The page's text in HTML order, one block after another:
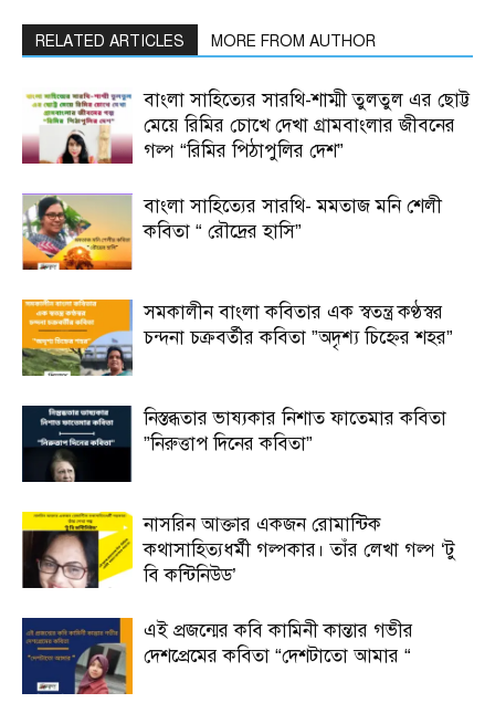
RELATED ARTICLES MORE FROM AUTHOR
বাংলা সাহিত্যের সারথি-শাম্মী তুলতুল এর ছোট্ট
মেয়ে রিমির চোখে দেখা গ্রামবাংলার জীবনের
গল্প “রিমির পিঠাপুলির দেশ”
বাংলা সাহিত্যের সারথি- মমতাজ মনি শেলী
কবিতা “ রৌদ্রের হাসি”
সমকালীন বাংলা কবিতার এক স্বতন্ত্র কণ্ঠস্বর
চন্দনা চক্রবর্তীর কবিতা ”অদৃশ্য চিহ্নের শহর”
নিস্তব্ধতার ভাষ্যকার নিশাত ফাতেমার কবিতা
”নিরুত্তাপ দিনের কবিতা”
নাসরিন আক্তার একজন রোমান্টিক
কথাসাহিত্যধর্মী গল্পকার। তাঁর লেখা গল্প ‘টু
বি কন্টিনিউড’
এই প্রজন্মের কবি কামিনী কান্তার গভীর
দেশপ্রেমের কবিতা “দেশটাতো আমার “